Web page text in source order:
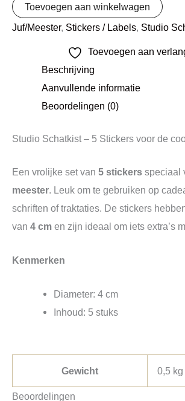
Toevoegen aan winkelwagen
Juf/Meester, Stickers / Labels Studio
Toevoegen aan
Beschrijving
Aanvullende informatie
Beoordelingen (0)
Studio Schatkist – 5 Stickers voor de
Een vrolijke set van 5 stickers speciaal
meester. Leuk om te gebruiken op
schriften of traktaties. De stickers
van 4 cm en zijn ideaal om iets extra’s
Kenmerken
Diameter: 4 cm
Inhoud: 5 stuks
Gewicht 0,5 kg
Beoordelingen